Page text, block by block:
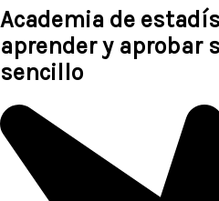
Academia de
aprender y aprobar
sencillo